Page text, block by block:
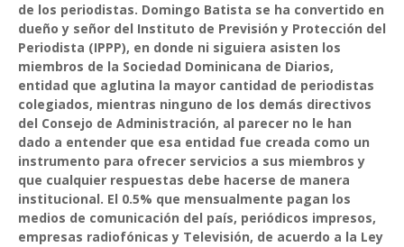
de los periodistas. Domingo Batista se ha convertido en
dueño y señor del Instituto de Previsión y Protección del
Periodista (IPPP), en donde ni siguiera asisten los
miembros de la Sociedad Dominicana de Diarios,
entidad que aglutina la mayor cantidad de periodistas
colegiados, mientras ninguno de los demás directivos
del Consejo de Administración, al parecer no le han
dado a entender que esa entidad fue creada como un
instrumento para ofrecer servicios a sus miembros y
que cualquier respuestas debe hacerse de manera
institucional. El 0.5% que mensualmente pagan los
medios de comunicación del país, periódicos impresos,
empresas radiofónicas y Televisión, de acuerdo a la Ley